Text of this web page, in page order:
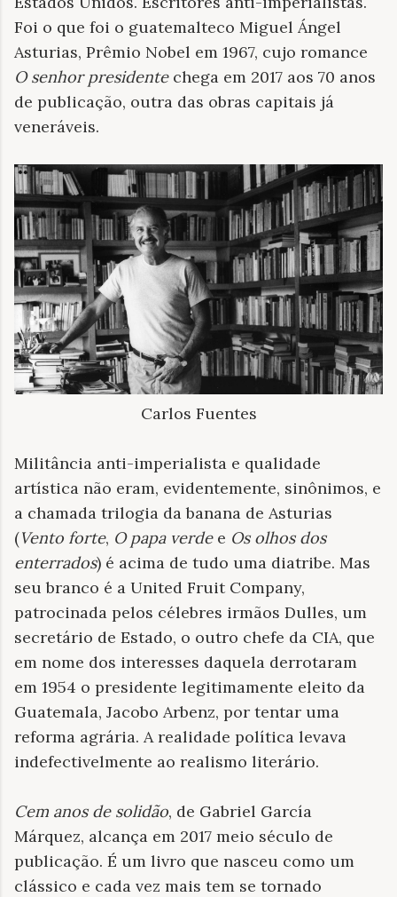
Foi o que foi o guatemalteco Miguel Ángel
Asturias, Prêmio Nobel em 1967, cujo romance
O senhor presidentechega em 2017 aos 70 anos
de publicação, outra das obras capitais já
veneráveis.
Carlos Fuentes
Militância anti-imperialista e qualidade
artística não eram, evidentemente, sinônimos, e
a chamada trilogia da banana de Asturias
(Vento forte, O papa verdee Os olhos dos
enterrados) é acima de tudo uma diatribe. Mas
seu branco é a United Fruit Company,
patrocinada pelos célebres irmãos Dulles, um
secretário de Estado, o outro chefe da CIA, que
em nome dos interesses daquela derrotaram
em 1954 o presidente legitimamente eleito da
Guatemala, Jacobo Arbenz, por tentar uma
reforma agrária. A realidade política levava
indefectivelmente ao realismo literário.
Cem anos de solidão, de Gabriel García
Márquez, alcança em 2017 meio século de
publicação. É um livro que nasceu como um
clássico e cada vez mais tem se tornado